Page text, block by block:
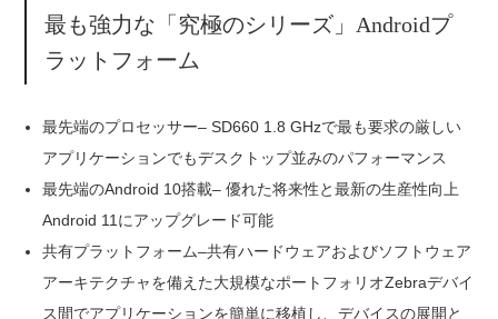
最も強力な「究極のシリーズ」Androidプ
ラットフォーム
最先端のプロセッサー– SD660 1.8 GHzで最も要求の厳しい
アプリケーションでもデスクトップ並みのパフォーマンス
最先端のAndroid 10搭載– 優れた将来性と最新の生産性向上
Android 11にアップグレード可能
共有プラットフォーム–共有ハードウェアおよびソフトウェア
アーキテクチャを備えた大規模なポートフォリオZebraデバイ
ス間でアプリケーションを簡単に移植し、デバイスの展開と